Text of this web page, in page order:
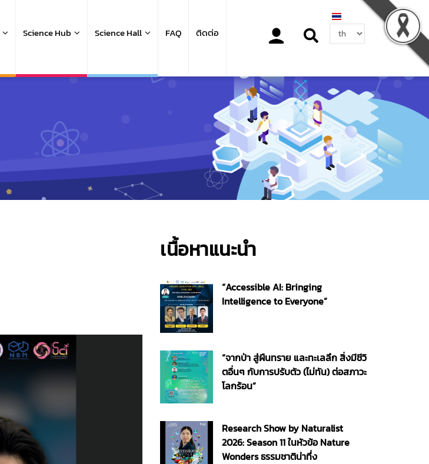
Science Hub Science Hall FAQ ติดต่อ
Select
your
เนื้อหาแนะนำ
“Accessible AI: Bringing
Intelligence to Everyone”
“จากป่า สู่ผืนทราย และทะเลลึก สิ่งมีชีวิ
ตอื่นๆ กับการปรับตัว (ไม่ทัน) ต่อสภาวะ
โลกร้อน”
Research Show by Naturalist
2026: Season 11 ในหัวข้อ Nature
Wonders ธรรมชาติน่าทึ่ง